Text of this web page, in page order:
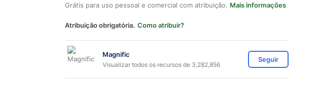
Grátis para uso pessoal e comercial com atribuição. Mais informações
Atribuição obrigatória. Como atribuir?
Magnific
Visualizar todos os recursos de 3,282,856
Seguir